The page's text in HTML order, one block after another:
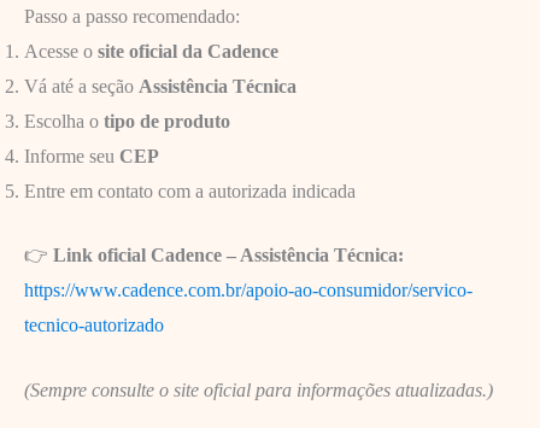
Passo a passo recomendado:
Acesse o site oficial da Cadence
Vá até a seção Assistência Técnica
Escolha o tipo de produto
Informe seu CEP
Entre em contato com a autorizada indicada
👉 Link oficial Cadence – Assistência Técnica:
https://www.cadence.com.br/apoio-ao-consumidor/servico-
tecnico-autorizado
(Sempre consulte o site oficial para informações atualizadas.)